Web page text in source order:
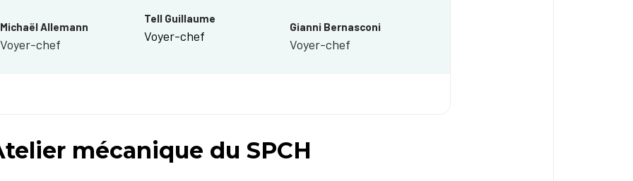
Michaël Allemann
Voyer-chef​
Tell Guillaume
Voyer-chef
Gianni Bernasconi
Voyer-chef
mécanique du SPCH